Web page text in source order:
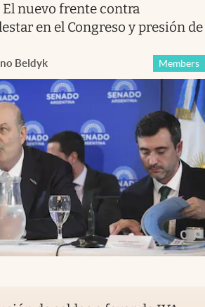
El nuevo frente contra
en el Congreso y presión de
Beldyk Members